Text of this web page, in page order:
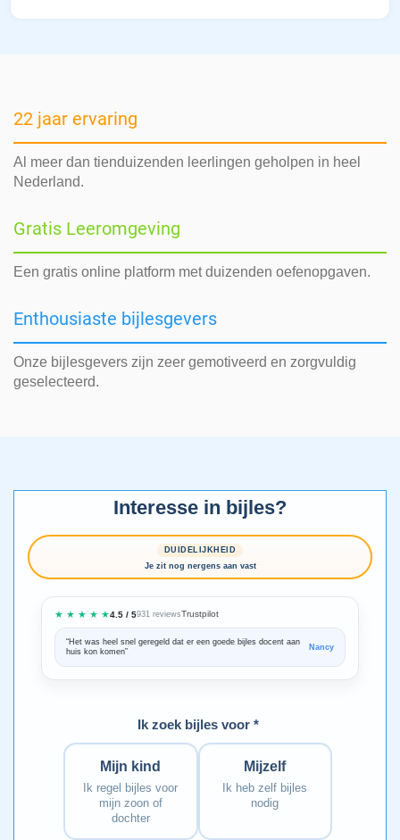
22 jaar ervaring
Al meer dan tienduizenden leerlingen geholpen in heel
Nederland.
Gratis Leeromgeving
Een gratis online platform met duizenden oefenopgaven.
Enthousiaste bijlesgevers
Onze bijlesgevers zijn zeer gemotiveerd en zorgvuldig
geselecteerd.
Interesse in bijles?
DUIDELIJKHEID
Je zit nog nergens aan vast
★ ★ ★ ★ ★4.5 / 5931 reviewsTrustpilot
“Het was heel snel geregeld dat er een goede bijles docent aan
huis kon komen”
Nancy
Ik zoek bijles voor *
Mijn kind
Ik regel bijles voor
mijn zoon of
dochter
Mijzelf
Ik heb zelf bijles
nodig